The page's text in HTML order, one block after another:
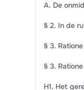
A. De
§ 2. In de
§ 3.
§ 3.
H1. Het